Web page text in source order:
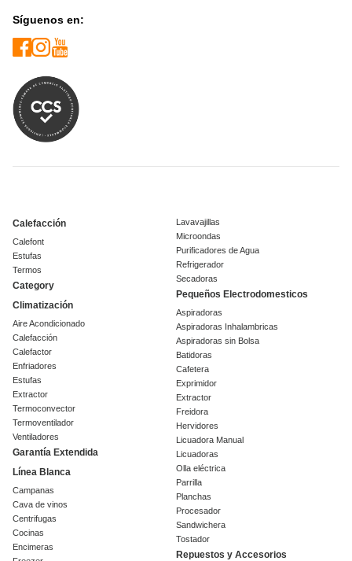
Síguenos en:
Calefacción
Calefont
Estufas
Termos
Category
Climatización
Aire Acondicionado
Calefacción
Calefactor
Enfriadores
Estufas
Extractor
Termoconvector
Termoventilador
Ventiladores
Garantía Extendida
Línea Blanca
Campanas
Cava de vinos
Centrifugas
Cocinas
Encimeras
Lavavajillas
Microondas
Purificadores de Agua
Refrigerador
Secadoras
Pequeños Electrodomesticos
Aspiradoras
Aspiradoras Inhalambricas
Aspiradoras sin Bolsa
Batidoras
Cafetera
Exprimidor
Extractor
Freidora
Hervidores
Licuadora Manual
Licuadoras
Olla eléctrica
Parrilla
Planchas
Procesador
Sandwichera
Tostador
Repuestos y Accesorios